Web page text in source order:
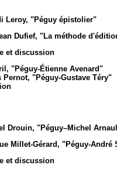
Leroy, "Péguy épistolier"
Dufief, "La méthode
et discussion
"Péguy-Étienne Avenard"
Pernot, "Péguy-Gustave Téry"
Drouin, "Péguy–Michel
Millet-Gérard, "Péguy-André
et discussion